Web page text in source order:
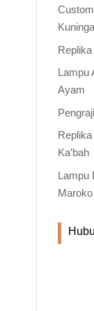
Lampu
Ayam
Ka’bah
Lampu
Maroko